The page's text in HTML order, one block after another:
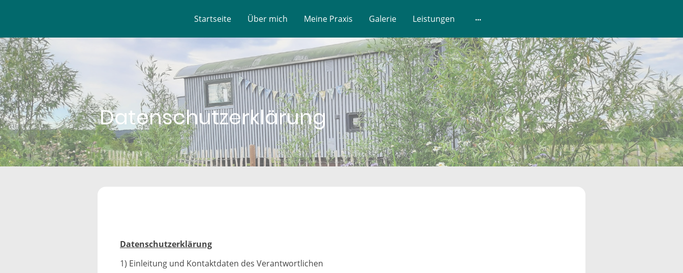
Startseite Über mich Meine Praxis Galerie Leistungen
Datenschutzerklärung
Datenschutz­erklärung
1) Einleitung und Kontaktdaten des Verantwortlichen